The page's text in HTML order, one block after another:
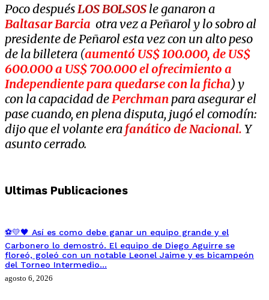
Poco después LOS BOLSOS le ganaron a
Baltasar Barcia otra vez a Peñarol y lo sobro al
presidente de Peñarol esta vez con un alto peso
de la billetera (aumentó US$ 100.000, de US$
600.000 a US$ 700.000 el ofrecimiento a
Independiente para quedarse con la ficha) y
con la capacidad de Perchman para asegurar el
pase cuando, en plena disputa, jugó el comodín:
dijo que el volante era fanático de Nacional. Y
asunto cerrado.
Ultimas Publicaciones
⚽💛🖤 Así es como debe ganar un equipo grande y el
Carbonero lo demostró. El equipo de Diego Aguirre se
floreó, goleó con un notable Leonel Jaime y es bicampeón
del Torneo Intermedio…
agosto 6, 2026